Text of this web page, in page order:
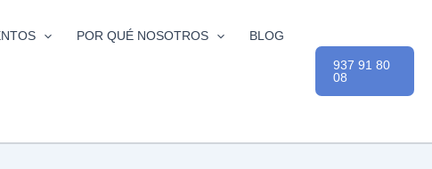
POR QUÉ NOSOTROS BLOG
937 91 80
08